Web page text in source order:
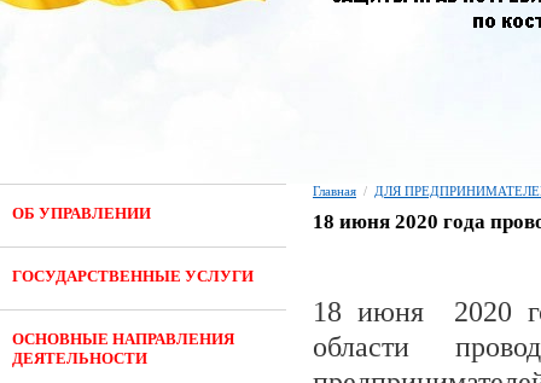
ОБ УПРАВЛЕНИИ
ГОСУДАРСТВЕННЫЕ УСЛУГИ
ОСНОВНЫЕ НАПРАВЛЕНИЯ
ДЕЯТЕЛЬНОСТИ
Главная / ДЛЯ
18 июня 2020 года
18 июня 2020
области